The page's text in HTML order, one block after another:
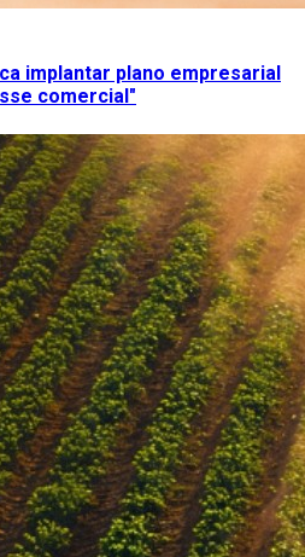
implantar plano empresarial
comercial"